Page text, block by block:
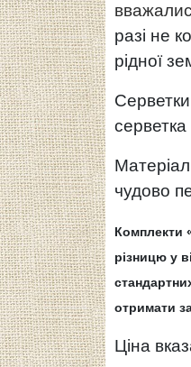
разі не
рідної
чудово
Комплекти
різницю у
отримати
Ціна